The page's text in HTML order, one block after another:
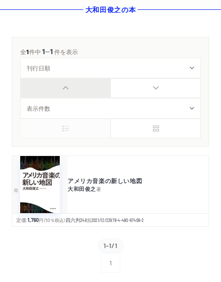
大和田俊之の本
全1件中1─1件を表示
アメリカ音楽の新しい地図
大和田俊之著
定価:1,760円 （10％税込）四六判248頁2021/12/23978-4-480-87409-2
1-1/1
1